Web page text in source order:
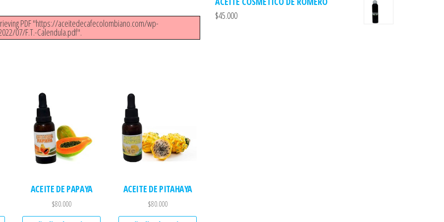
PDF "https://aceitedecafecolombiano.com/wp-
07/F.T.-Calendula.pdf".
ACEITE DE PAPAYA
$80.000
ACEITE DE PITAHAYA
$80.000
$45.000